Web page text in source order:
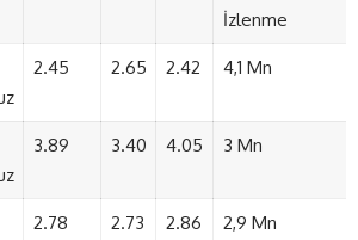
İzlenme
2.45 2.65 2.42 4,1 Mn
3.89 3.40 4.05 3 Mn
2.78 2.73 2.86 2,9 Mn